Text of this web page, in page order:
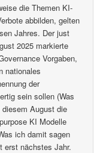
die Themen KI-
abbilden, gelten
Jahres. Der just
2025 markierte
Vorgaben,
nationales
der
sein sollen (Was
August die
KI Modelle
ich damit sagen
erst nächstes Jahr.